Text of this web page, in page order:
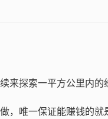
来探索一平方公里内的
，唯一保证能赚钱的